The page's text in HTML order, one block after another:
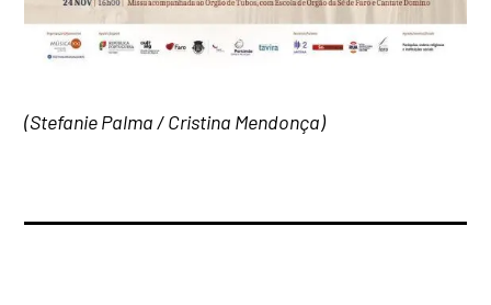
(Stefanie Palma / Cristina Mendonça)